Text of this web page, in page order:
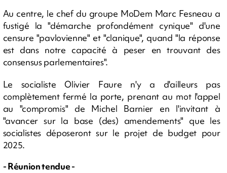
Au centre, le chef du groupe MoDem Marc Fesneau a
fustigé la "démarche profondément cynique" d'une
censure "pavlovienne" et "clanique", quand "la réponse
est dans notre capacité à peser en trouvant des
consensus parlementaires".
Le socialiste Olivier Faure n'y a d'ailleurs pas
complètement fermé la porte, prenant au mot l'appel
au "compromis" de Michel Barnier en l'invitant à
"avancer sur la base (des) amendements" que les
socialistes déposeront sur le projet de budget pour
2025.
- Réunion tendue -